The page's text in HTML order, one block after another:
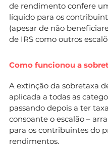
de rendimento confere
líquido para os
(apesar de não
de IRS como outros
Como funcionou a
A extinção da sobretaxa
aplicada a todas as
passando depois a ter
consoante o escalão –
para os contribuintes do
rendimentos.